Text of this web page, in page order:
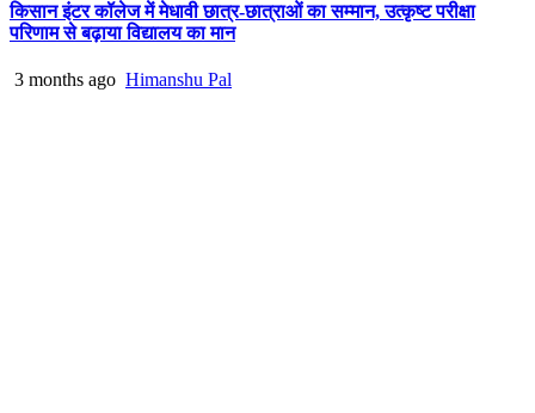
किसान इंटर कॉलेज में मेधावी छात्र-छात्राओं का सम्मान, उत्कृष्ट परीक्षा
परिणाम से बढ़ाया विद्यालय का मान
3 months ago Himanshu Pal